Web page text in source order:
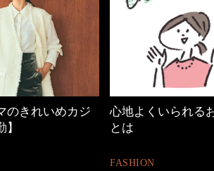
られるおしゃれ
40代の小顔メイク